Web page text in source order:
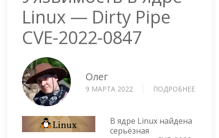
Linux — Dirty Pipe
CVE-2022-0847
Олег
9 МАРТА 2022 ПОДРОБНЕЕ
В ядре Linux найдена
серьёзная